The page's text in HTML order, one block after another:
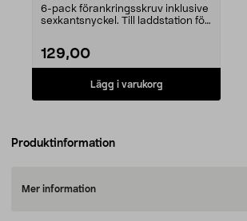
ch
6-pack förankringsskruv inklusive
sexkantsnyckel. Till laddstation för
129,00
Lägg i varukorg
Produktinformation
Mer information